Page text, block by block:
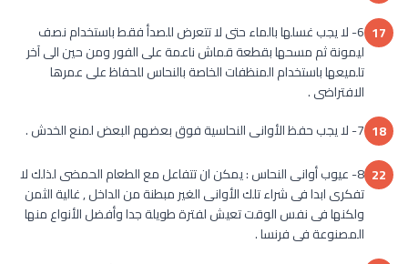
17
6- لا يجب غسلها بالماء حتى لا تتعرض للصدأ فقط باستخدام نصف
ليمونة ثم مسحها بقطعة قماش ناعمة على الفور ومن حين الى آخر
تلميعها باستخدام المنظفات الخاصة بالنحاس للحفاظ على عمرها
الافتراضى .
18 7- لا يجب حفظ الأوانى النحاسية فوق بعضهم البعض لمنع الخدش .
22
8- عيوب أوانى النحاس : يمكن ان تتفاعل مع الطعام الحمضى لذلك لا
تفكرى ابدا فى شراء تلك الأوانى الغير مبطنة من الداخل , غالية الثمن
ولكنها فى نفس الوقت تعيش لفترة طويلة جدا وأفضل الأنواع منها
المصنوعة فى فرنسا .